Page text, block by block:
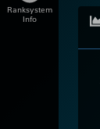
Ranksystem
Info